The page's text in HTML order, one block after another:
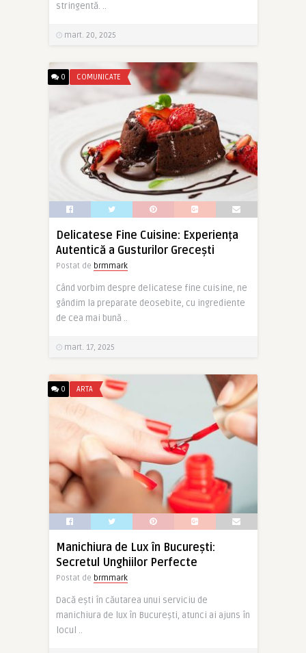
stringentă. ..
mart. 20, 2025
0 COMUNICATE
Delicatese Fine Cuisine: Experiența
Autentică a Gusturilor Grecești
Postat de brmmark
Când vorbim despre delicatese fine cuisine, ne
gândim la preparate deosebite, cu ingrediente
de cea mai bună ..
mart. 17, 2025
0 ARTA
Manichiura de Lux în București:
Secretul Unghiilor Perfecte
Postat de brmmark
Dacă ești în căutarea unui serviciu de
manichiura de lux în București, atunci ai ajuns în
locul ..